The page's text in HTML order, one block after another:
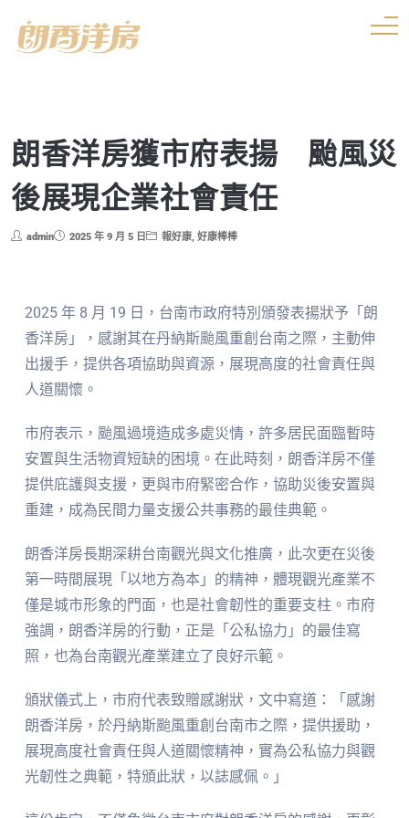
朗香洋房獲市府表揚 颱風災
後展現企業社會責任
admin 2025 年 9 月 5 日 報好康, 好康棒棒
2025 年 8 月 19 日，台南市政府特別頒發表揚狀予「朗
香洋房」，感謝其在丹納斯颱風重創台南之際，主動伸
出援手，提供各項協助與資源，展現高度的社會責任與
人道關懷。
市府表示，颱風過境造成多處災情，許多居民面臨暫時
安置與生活物資短缺的困境。在此時刻，朗香洋房不僅
提供庇護與支援，更與市府緊密合作，協助災後安置與
重建，成為民間力量支援公共事務的最佳典範。
朗香洋房長期深耕台南觀光與文化推廣，此次更在災後
第一時間展現「以地方為本」的精神，體現觀光產業不
僅是城市形象的門面，也是社會韌性的重要支柱。市府
強調，朗香洋房的行動，正是「公私協力」的最佳寫
照，也為台南觀光產業建立了良好示範。
頒狀儀式上，市府代表致贈感謝狀，文中寫道：「感謝
朗香洋房，於丹納斯颱風重創台南市之際，提供援助，
展現高度社會責任與人道關懷精神，實為公私協力與觀
光韌性之典範，特頒此狀，以誌感佩。」